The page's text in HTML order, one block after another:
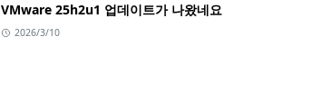
VMware 25h2u1 업데이트가 나왔네요
2026/3/10